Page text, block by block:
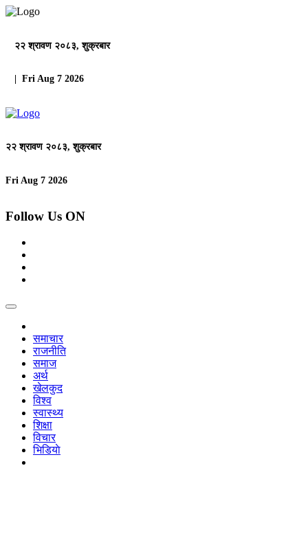
२२ श्रावण २०८३, शुक्रबार
| Fri Aug 7 2026
२२ श्रावण २०८३, शुक्रबार
Fri Aug 7 2026
Follow Us ON
समाचार
राजनीति
समाज
अर्थ
खेलकुद
विश्व
स्वास्थ्य
शिक्षा
विचार
भिडियाे